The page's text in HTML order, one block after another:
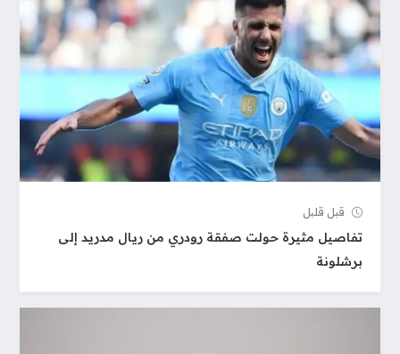
قبل قلیل
تفاصيل مثيرة حولت صفقة رودري من ريال مدريد إلى
برشلونة